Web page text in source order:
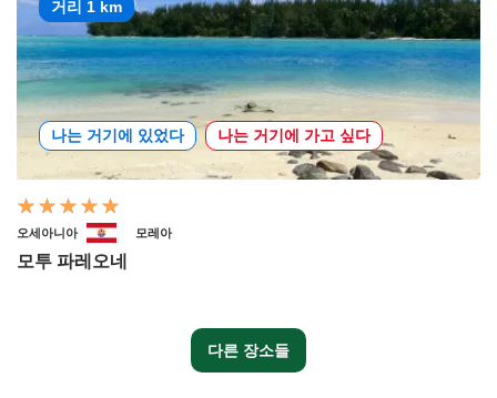
거리 1 km
나는 거기에 있었다 나는 거기에 가고 싶다
오세아니아 모레아
모투 파레오네
다른 장소들